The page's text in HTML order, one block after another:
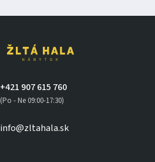
+421 907 615 760
(Po - Ne 09:00-17:30)
info@zltahala.sk